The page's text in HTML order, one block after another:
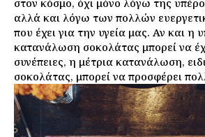
Επικοινωνία
αλλά και λόγω των πολλών
που έχει για την υγεία μας. Αν και η
κατανάλωση σοκολάτας μπορεί να
συνέπειες, η μέτρια κατανάλωση,
σοκολάτας, μπορεί να προσφέρει